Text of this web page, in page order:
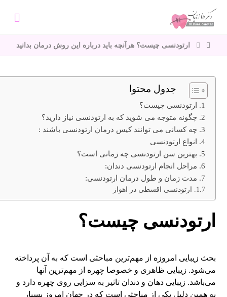
ارتودنسی چیست؟ هرآنچه باید درباره این روش درمان بدانید
جدول محتوا
ارتودنسی چیست؟
چگونه متوجه می شوید که به ارتودنسی نیاز دارید؟
چه کسانی می توانند کیس درمان ارتودنسی باشند :
انواع ارتودنسی
بهترین سن ارتودنسی چه زمانی است؟
مراحل انجام ارتودنسی دندان:
مدت زمان و طول درمان ارتودنسی:
ارتودنسی اقسطی در اهواز
ارتودنسی چیست؟
بحث زیبایی امروزه از مهم‌ترین مباحثی است که به آن پرداخته
می‌شود. زیبایی ظاهری و خصوصا چهره از مهم‌ترین آنها
می‌باشد. زیبایی دهان و دندان تاثیر به سزایی روی چهره دارد و
به همین دلیل یکی از مباحثی است که در جهان امروز بسیار